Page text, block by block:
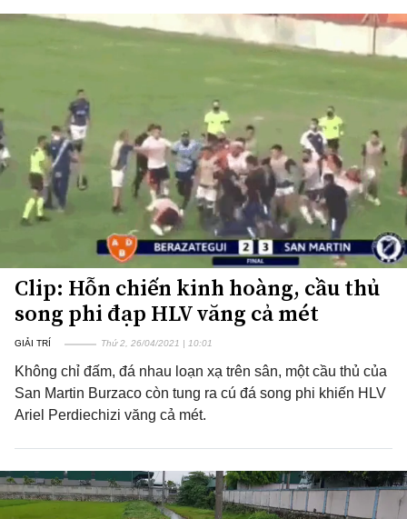
Clip: Hỗn chiến kinh hoàng, cầu thủ
song phi đạp HLV văng cả mét
GIẢI TRÍ Thứ 2, 26/04/2021 | 10:01
Không chỉ đấm, đá nhau loạn xạ trên sân, một cầu thủ của
San Martin Burzaco còn tung ra cú đá song phi khiến HLV
Ariel Perdiechizi văng cả mét.